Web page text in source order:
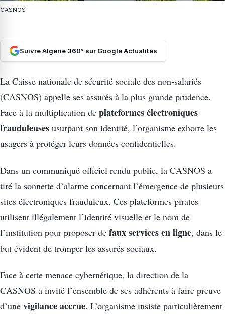
CASNOS
Suivre Algérie 360° sur Google Actualités
La Caisse nationale de sécurité sociale des non-salariés
(CASNOS) appelle ses assurés à la plus grande prudence.
Face à la multiplication de plateformes électroniques
frauduleuses usurpant son identité, l’organisme exhorte les
usagers à protéger leurs données confidentielles.
Dans un communiqué officiel rendu public, la CASNOS a
tiré la sonnette d’alarme concernant l’émergence de plusieurs
sites électroniques frauduleux. Ces plateformes pirates
utilisent illégalement l’identité visuelle et le nom de
l’institution pour proposer de faux services en ligne, dans le
but évident de tromper les assurés sociaux.
Face à cette menace cybernétique, la direction de la
CASNOS a invité l’ensemble de ses adhérents à faire preuve
d’une vigilance accrue. L’organisme insiste particulièrement